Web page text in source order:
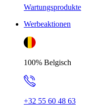
Wartungsprodukte
Werbeaktionen
100% Belgisch
+32 55 60 48 63